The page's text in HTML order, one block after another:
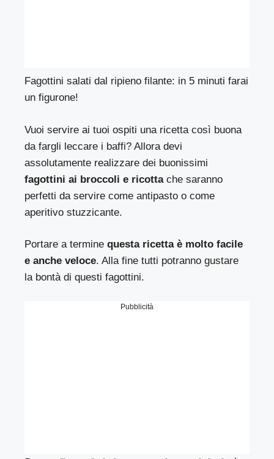
Fagottini salati dal ripieno filante: in 5 minuti farai
un figurone!
Vuoi servire ai tuoi ospiti una ricetta così buona
da fargli leccare i baffi? Allora devi
assolutamente realizzare dei buonissimi
fagottini ai broccoli e ricottache saranno
perfetti da servire come antipasto o come
aperitivo stuzzicante.
Portare a terminequesta ricetta è molto facile
e anche veloce. Alla fine tutti potranno gustare
la bontà di questi fagottini.
Pubblicità